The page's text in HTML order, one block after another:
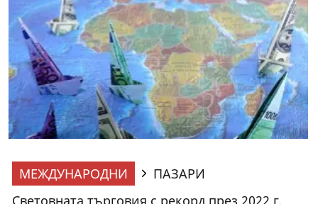
МЕЖДУНАРОДНИ
ПАЗАРИ
Световната търговия с рекорд през 2022 г.